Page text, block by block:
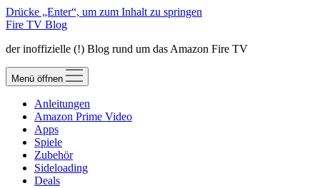
Drücke „Enter“, um zum Inhalt zu springen
Fire TV Blog
der inoffizielle (!) Blog rund um das Amazon Fire TV
Menü öffnen
Anleitungen
Amazon Prime Video
Apps
Spiele
Zubehör
Sideloading
Deals